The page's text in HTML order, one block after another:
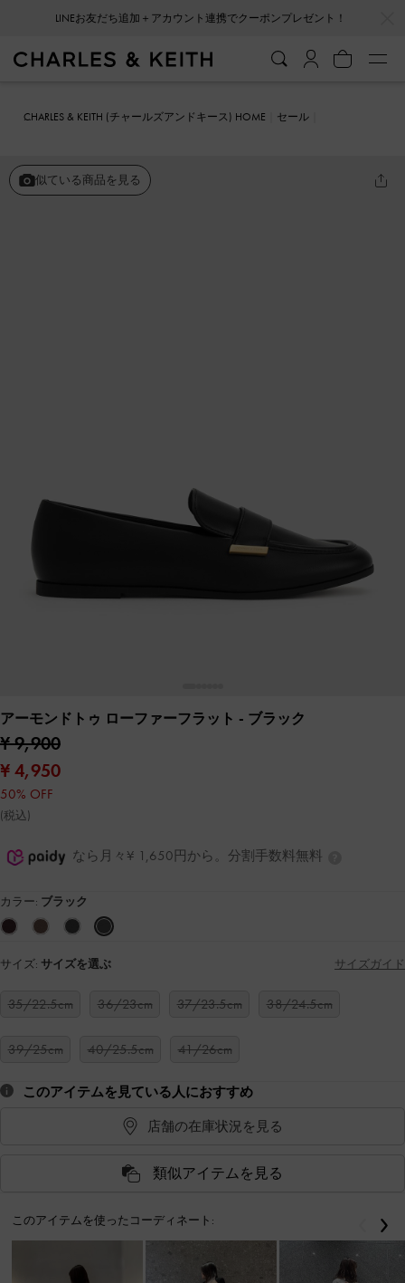
LINEお友だち追加＋アカウント連携でクーポンプレゼント！
CHARLES & KEITH (チャールズアンドキース) HOME
セール
似ている商品を見る
アーモンドトゥ ローファーフラット - ブラック
¥ 9,900
¥ 4,950
50% OFF
(税込)
なら月々¥ 1,650円から。分割手数料無料
カラー: ブラック
サイズ: サイズを選ぶ サイズガイド
35/22.5cm 36/23cm 37/23.5cm 38/24.5cm
39/25cm 40/25.5cm 41/26cm
このアイテムを見ている人におすすめ
店舗の在庫状況を見る
類似アイテムを見る
このアイテムを使ったコーディネート: 戻る